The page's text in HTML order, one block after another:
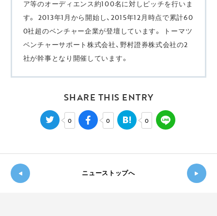
ア等のオーディエンス約100名に対しピッチを行いま
す。 2013年1月から開始し、2015年12月時点で累計60
0社超のベンチャー企業が登壇しています。 トーマツ
ベンチャーサポート株式会社、野村證券株式会社の2
社が幹事となり開催しています。
SHARE THIS ENTRY
0 0 0
ニューストップへ